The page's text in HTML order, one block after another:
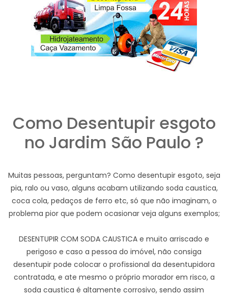
Como Desentupir esgoto
no Jardim São Paulo ?
Muitas pessoas, perguntam? Como desentupir esgoto, seja
pia, ralo ou vaso, alguns acabam utilizando soda caustica,
coca cola, pedaços de ferro etc, só que não imaginam, o
problema pior que podem ocasionar veja alguns exemplos;
DESENTUPIR COM SODA CAUSTICA e muito arriscado e
perigoso e caso a pessoa do imóvel, não consiga
desentupir pode colocar o profissional da desentupidora
contratada, e ate mesmo o próprio morador em risco, a
soda caustica é altamente corrosivo, sendo assim